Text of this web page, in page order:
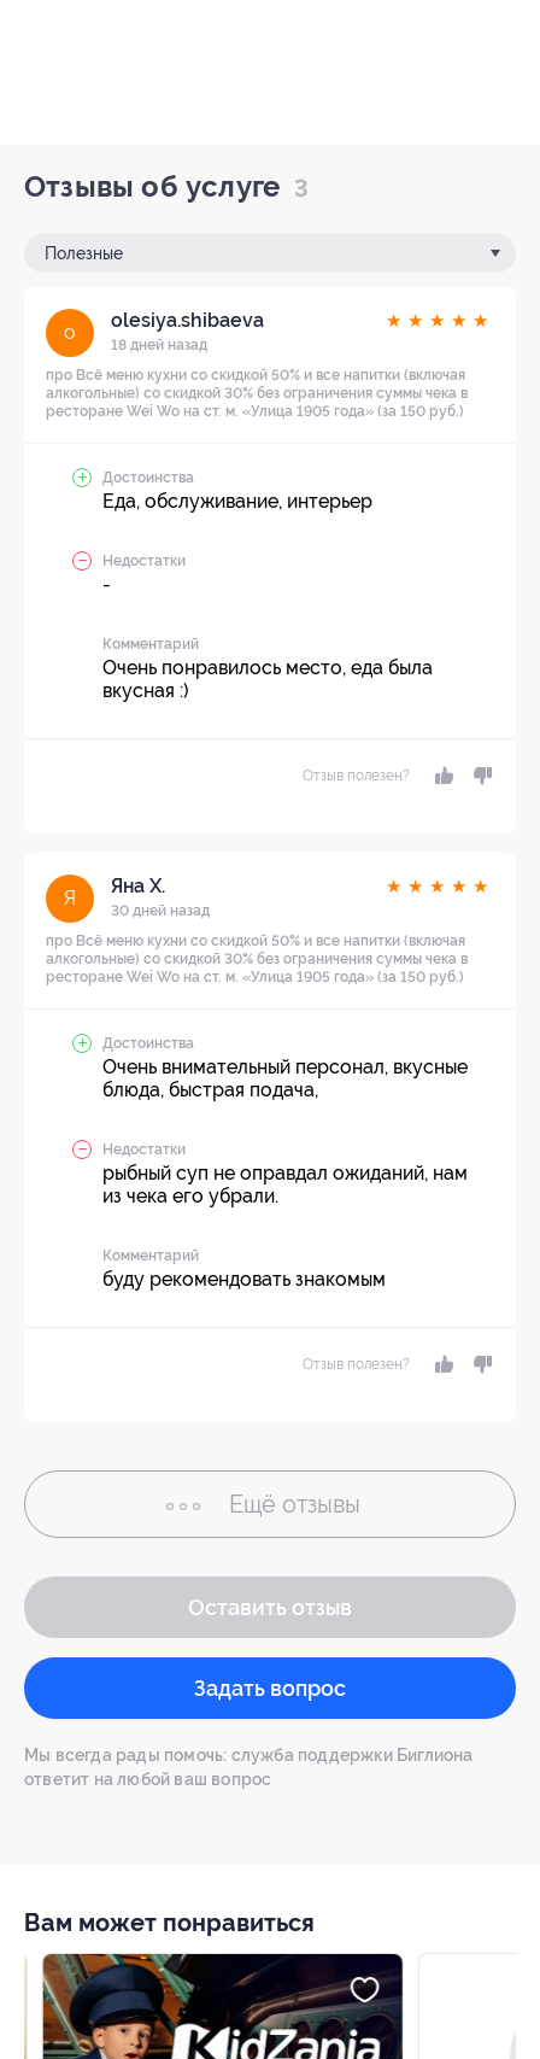
Отзывы об услуге 3
Полезные
o
olesiya.shibaeva
18 дней назад
★ ★ ★ ★ ★
про Всё меню кухни со скидкой 50% и все напитки (включая
алкогольные) со скидкой 30% без ограничения суммы чека в
ресторане Wei Wo на ст. м. «Улица 1905 года» (за 150 руб.)
Достоинства
Еда, обслуживание, интерьер
Недостатки
-
Комментарий
Очень понравилось место, еда была
вкусная :)
Отзыв полезен?
Я
Яна Х.
30 дней назад
★ ★ ★ ★ ★
про Всё меню кухни со скидкой 50% и все напитки (включая
алкогольные) со скидкой 30% без ограничения суммы чека в
ресторане Wei Wo на ст. м. «Улица 1905 года» (за 150 руб.)
Достоинства
Очень внимательный персонал, вкусные
блюда, быстрая подача,
Недостатки
рыбный суп не оправдал ожиданий, нам
из чека его убрали.
Комментарий
буду рекомендовать знакомым
Отзыв полезен?
Ещё отзывы
Оставить отзыв
Задать вопрос
Мы всегда рады помочь: служба поддержки Биглиона
ответит на любой ваш вопрос
Вам может понравиться